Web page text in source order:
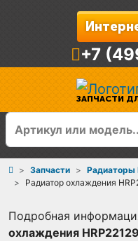
ЗАПЧАСТИ
+7
Запчасти
Радиаторы
Радиатор охлаждения
Подробная
охлаждения HRP22129